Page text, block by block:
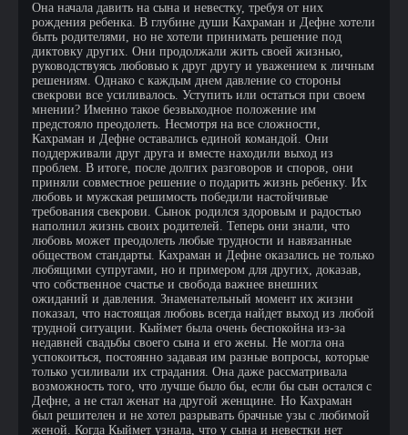
Она начала давить на сына и невестку, требуя от них
рождения ребенка. В глубине души Кахраман и Дефне хотели
быть родителями, но не хотели принимать решение под
диктовку других. Они продолжали жить своей жизнью,
руководствуясь любовью к друг другу и уважением к личным
решениям. Однако с каждым днем давление со стороны
свекрови все усиливалось. Уступить или остаться при своем
мнении? Именно такое безвыходное положение им
предстояло преодолеть. Несмотря на все сложности,
Кахраман и Дефне оставались единой командой. Они
поддерживали друг друга и вместе находили выход из
проблем. В итоге, после долгих разговоров и споров, они
приняли совместное решение о подарить жизнь ребенку. Их
любовь и мужская решимость победили настойчивые
требования свекрови. Сынок родился здоровым и радостью
наполнил жизнь своих родителей. Теперь они знали, что
любовь может преодолеть любые трудности и навязанные
обществом стандарты. Кахраман и Дефне оказались не только
любящими супругами, но и примером для других, доказав,
что собственное счастье и свобода важнее внешних
ожиданий и давления. Знаменательный момент их жизни
показал, что настоящая любовь всегда найдет выход из любой
трудной ситуации. Кыймет была очень беспокойна из-за
недавней свадьбы своего сына и его жены. Не могла она
успокоиться, постоянно задавая им разные вопросы, которые
только усиливали их страдания. Она даже рассматривала
возможность того, что лучше было бы, если бы сын остался с
Дефне, а не стал женат на другой женщине. Но Кахраман
был решителен и не хотел разрывать брачные узы с любимой
женой. Когда Кыймет узнала, что у сына и невестки нет